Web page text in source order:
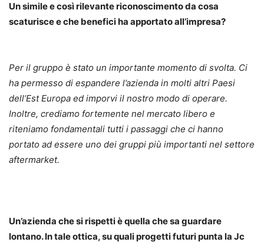
Un simile e così rilevante riconoscimento da cosa
scaturisce e che benefici ha apportato all’impresa?
Per il gruppo è stato un importante momento di svolta. Ci
ha permesso di espandere l’azienda in molti altri Paesi
dell’Est Europa ed imporvi il nostro modo di operare.
Inoltre, crediamo fortemente nel mercato libero e
riteniamo fondamentali tutti i passaggi che ci hanno
portato ad essere uno dei gruppi più importanti nel settore
aftermarket.
Un’azienda che si rispetti è quella che sa guardare
lontano. In tale ottica, su quali progetti futuri punta la Jc